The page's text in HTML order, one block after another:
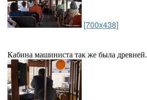
[700x438]
Кабина машиниста так же была древней.